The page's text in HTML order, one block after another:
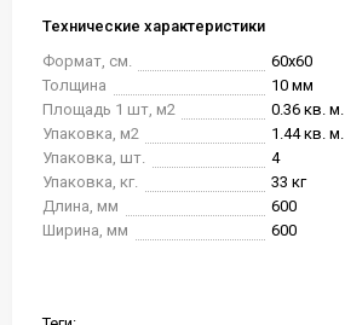
Технические характеристики
Формат, см.
60x60
Толщина
10 мм
Площадь 1 шт, м2
0.36 кв. м.
Упаковка, м2
1.44 кв. м.
Упаковка, шт.
4
Упаковка, кг.
33 кг
Длина, мм
600
Ширина, мм
600